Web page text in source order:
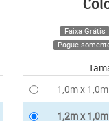
Faixa Grátis
Pague
1,0m x 1,0m
1,2m x 1,0m